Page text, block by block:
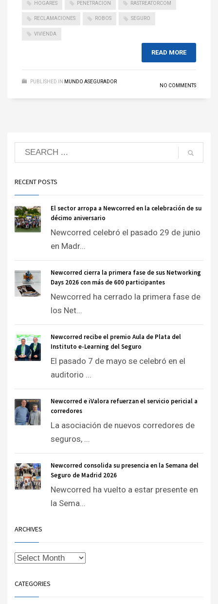
HOGARES PENETRACION RASTREATORCOM
RECLAMACIONES ROBOS SEGURO
VIVIENDA
READ MORE
PUBLISHED IN MUNDO ASEGURADOR
NO COMMENTS
RECENT POSTS
El sector arropa a Newcorred en la celebración de su
décimo aniversario
Newcorred celebró el pasado 29 de junio
en Madr...
Newcorred cierra la primera fase de sus Networking
Days 2026 con más de 600 participantes
Newcorred ha cerrado la primera fase de
los Net...
Newcorred recibe el premio Aula de Plata del
Instituto e-Learning del Seguro
El pasado 7 de mayo se celebró en el
auditorio ...
Newcorred e iValora refuerzan el servicio pericial a
corredores
La asociación de nuevos corredores de
seguros, ...
Newcorred consolida su presencia en la Semana del
Seguro de Madrid 2026
Newcorred ha vuelto a estar presente en
la Sema...
ARCHIVES
CATEGORIES